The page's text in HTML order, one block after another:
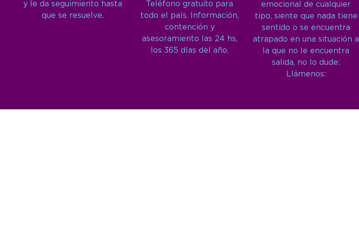
y le da seguimiento hasta
que se resuelve.
Teléfono gratuito para
todo el país. Información,
contención y
asesoramiento las 24 hs,
los 365 días del año.
emocional de cualquier
tipo, siente que nada tiene
sentido o se encuentra
atrapado en una situación a
la que no le encuentra
salida, no lo dude:
Llámenos: